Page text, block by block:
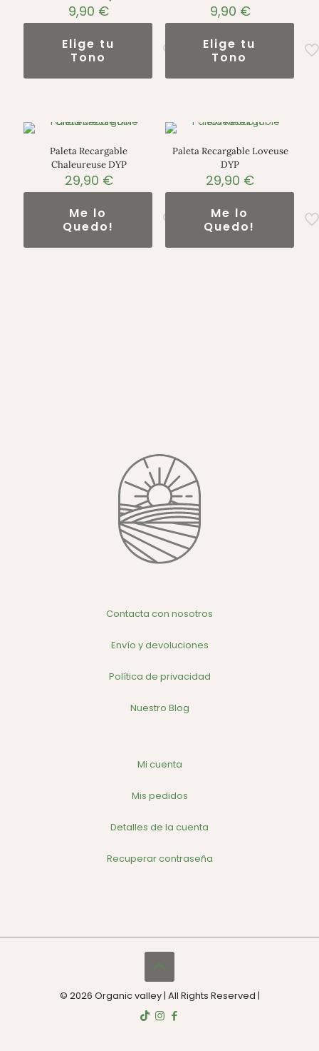
9,90 €
Elige tu
Tono
9,90 €
Elige tu
Tono
Paleta Recargable
Chaleureuse DYP
29,90 €
Me lo
Quedo!
Paleta Recargable Loveuse
DYP
29,90 €
Me lo
Quedo!
Contacta con nosotros
Envío y devoluciones
Política de privacidad
Nuestro Blog
Mi cuenta
Mis pedidos
Detalles de la cuenta
Recuperar contraseña
© 2026 Organic valley | All Rights Reserved |